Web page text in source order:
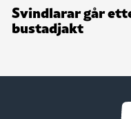
Svindlarar går
bustadjakt